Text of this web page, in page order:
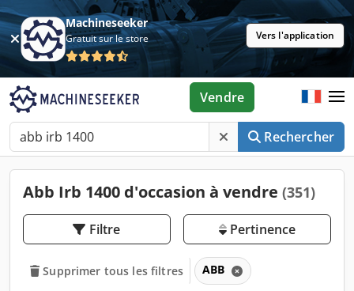
Machineseeker
Gratuit sur le store Vers l'application
Rechercher
Vendre
Abb Irb 1400 d'occasion à vendre (351)
Filtre Pertinence
Supprimer tous les filtres ABB